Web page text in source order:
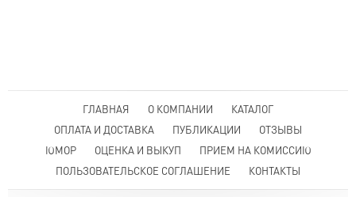
ГЛАВНАЯ О КОМПАНИИ
КАТАЛОГ
ОПЛАТА И ДОСТАВКА
ПУБЛИКАЦИИ
ОТЗЫВЫ
ЮМОР
ОЦЕНКА И ВЫКУП
ПРИЕМ НА КОМИССИЮ
ПОЛЬЗОВАТЕЛЬСКОЕ СОГЛАШЕНИЕ
КОНТАКТЫ